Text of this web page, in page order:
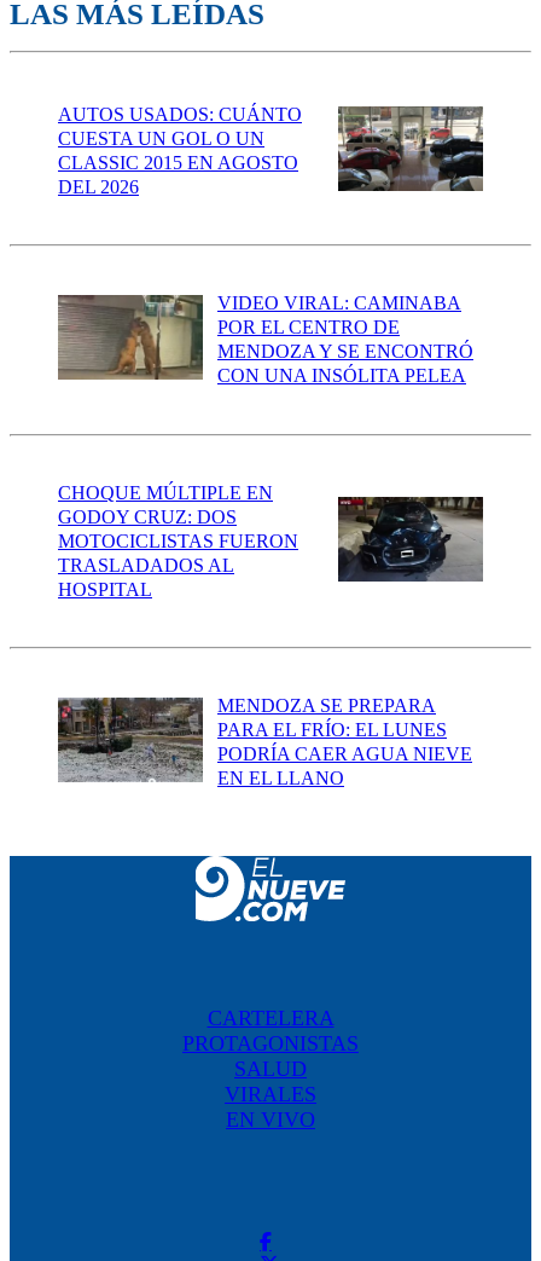
LAS MÁS LEÍDAS
AUTOS USADOS: CUÁNTO
CUESTA UN GOL O UN
CLASSIC 2015 EN AGOSTO
DEL 2026
VIDEO VIRAL: CAMINABA
POR EL CENTRO DE
MENDOZA Y SE ENCONTRÓ
CON UNA INSÓLITA PELEA
CHOQUE MÚLTIPLE EN
GODOY CRUZ: DOS
MOTOCICLISTAS FUERON
TRASLADADOS AL
HOSPITAL
MENDOZA SE PREPARA
PARA EL FRÍO: EL LUNES
PODRÍA CAER AGUA NIEVE
EN EL LLANO
CARTELERA
PROTAGONISTAS
SALUD
VIRALES
EN VIVO